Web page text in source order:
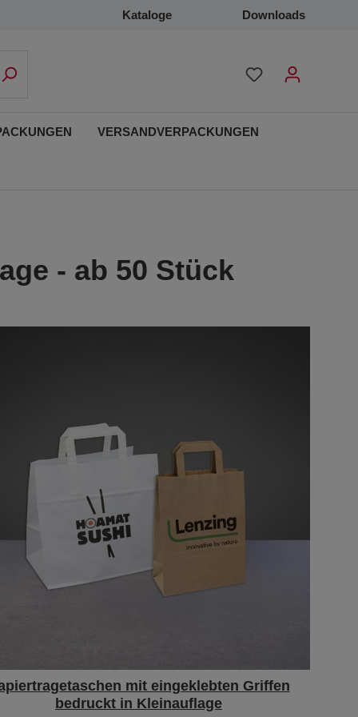
Kataloge Downloads
VERSANDVERPACKUNGEN
- ab 50 Stück
mit eingeklebten Griffen
bedruckt in Kleinauflage